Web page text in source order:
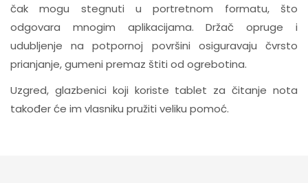
čak mogu stegnuti u portretnom formatu, što
odgovara mnogim aplikacijama. Držač opruge i
udubljenje na potpornoj površini osiguravaju čvrsto
prianjanje, gumeni premaz štiti od ogrebotina.
Uzgred, glazbenici koji koriste tablet za čitanje nota
također će im vlasniku pružiti veliku pomoć.